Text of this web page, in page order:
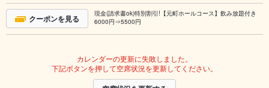
クーポンを見る
現金(請求書ok)特別割引!【元町ホールコース】飲み放題付き
6000円⇒5500円
カレンダーの更新に失敗しました。
下記ボタンを押して空席状況を更新してください。